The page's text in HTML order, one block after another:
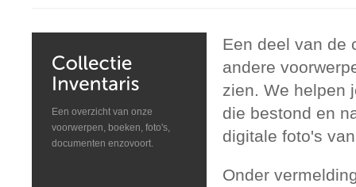
Een overzicht van onze
voorwerpen, boeken, foto's,
documenten enzovoort.
Een deel van de
andere
zien. We helpen
die bestond en
digitale foto's
Onder